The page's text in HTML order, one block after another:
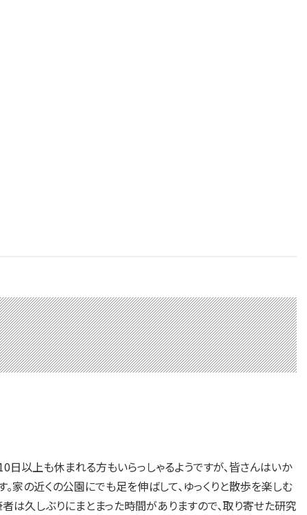
上も休まれる方もいらっしゃるようですが、皆さんはいか
家の近くの公園にでも足を伸ばして、ゆっくりと散歩を楽しむ
は久しぶりにまとまった時間がありますので、取り寄せた研究